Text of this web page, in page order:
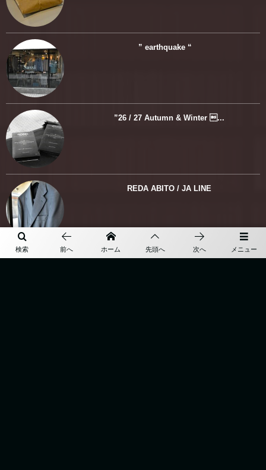
メニュー
検索 前へ ホーム 先頭へ 次へ
” earthquake “
”26 / 27 Autumn & Winter ...
REDA ABITO / JA LINE